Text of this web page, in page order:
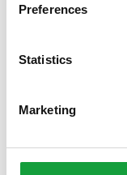
Preferences
Statistics
Marketing